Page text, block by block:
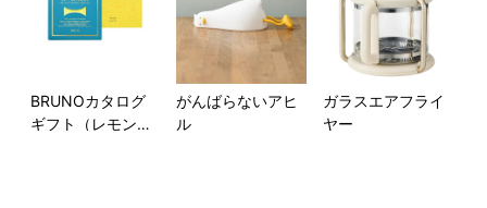
柄の焼き目に。深めのリブで余分な脂を落とし、ヘルシーに焼
き上げます。
BRUNOカタログ
ギフト（レモンイ
がんばらないアヒ
ル
ガラスエアフライ
ヤー